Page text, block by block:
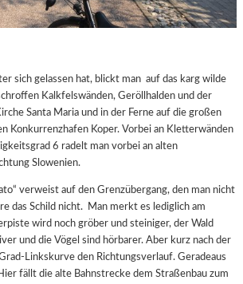
sich gelassen hat, blickt man auf das karg wilde
Kalkfelswänden, Geröllhalden und der
Santa Maria und in der Ferne auf die großen
Konkurrenzhafen Koper. Vorbei an Kletterwänden
6 radelt man vorbei an alten
Slowenien.
verweist auf den Grenzübergang, den man nicht
das Schild nicht. Man merkt es lediglich am
wird noch gröber und steiniger, der Wald
und die Vögel sind hörbarer. Aber kurz nach der
Linkskurve den Richtungsverlauf. Geradeaus
fällt die alte Bahnstrecke dem Straßenbau zum